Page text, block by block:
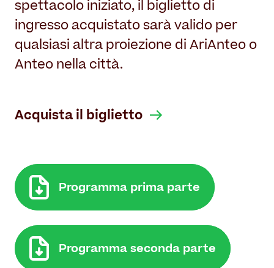
spettacolo iniziato, il biglietto di
ingresso acquistato sarà valido per
qualsiasi altra proiezione di AriAnteo o
Anteo nella città.
Acquista il biglietto
Programma prima parte
Programma seconda parte